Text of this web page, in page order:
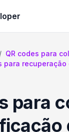
/ QR codes para
recuperação
para